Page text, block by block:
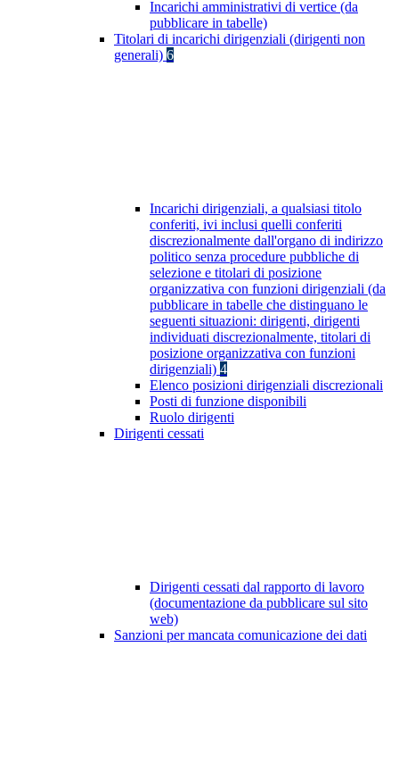
Incarichi amministrativi di vertice (da
pubblicare in tabelle)
Titolari di incarichi dirigenziali (dirigenti non
generali) 6
Incarichi dirigenziali, a qualsiasi titolo
conferiti, ivi inclusi quelli conferiti
discrezionalmente dall'organo di indirizzo
politico senza procedure pubbliche di
selezione e titolari di posizione
organizzativa con funzioni dirigenziali (da
pubblicare in tabelle che distinguano le
seguenti situazioni: dirigenti, dirigenti
individuati discrezionalmente, titolari di
posizione organizzativa con funzioni
dirigenziali) 4
Elenco posizioni dirigenziali discrezionali
Posti di funzione disponibili
Ruolo dirigenti
Dirigenti cessati
Dirigenti cessati dal rapporto di lavoro
(documentazione da pubblicare sul sito
web)
Sanzioni per mancata comunicazione dei dati